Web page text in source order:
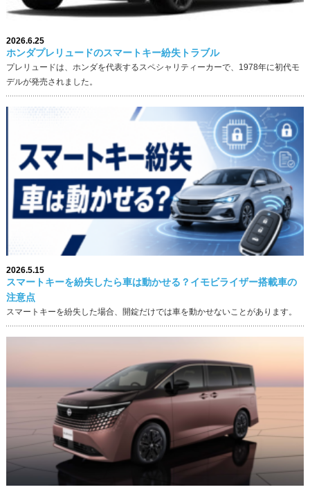
2026.6.25
ホンダプレリュードのスマートキー紛失トラブル
プレリュードは、ホンダを代表するスペシャリティーカーで、1978年に初代モ
デルが発売されました。
2026.5.15
スマートキーを紛失したら車は動かせる？イモビライザー搭載車の
注意点
スマートキーを紛失した場合、開錠だけでは車を動かせないことがあります。